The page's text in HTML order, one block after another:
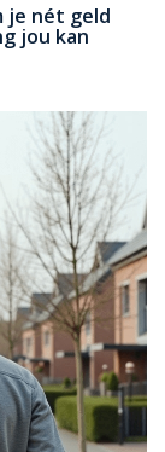
je nét geld
jou kan